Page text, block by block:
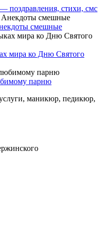
поздравления, стихи, смс
смешные
мира ко Дню Святого
парню
маникюр, педикюр,